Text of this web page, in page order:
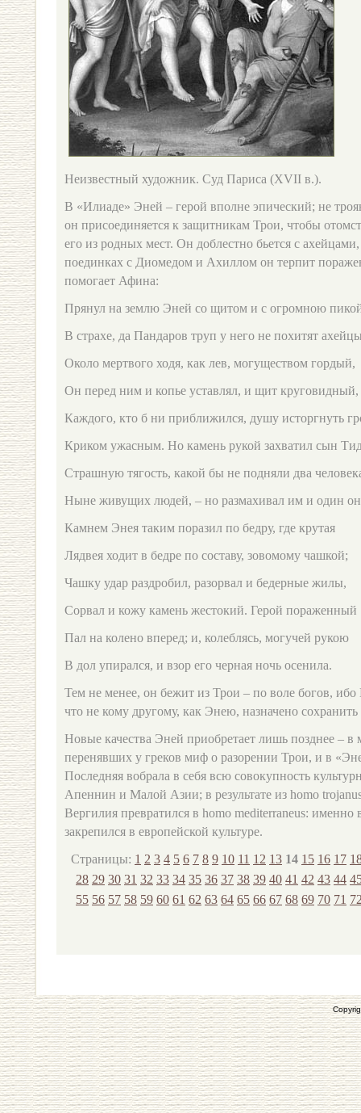
Неизвестный художник. Суд Париса (XVII в.).
В «Илиаде» Эней – герой вполне эпический; не
он присоединяется к защитникам Трои, чтобы
его из родных мест. Он доблестно бьется с
поединках с Диомедом и Ахиллом он терпит
помогает Афина:
Прянул на землю Эней со щитом и с огромною
В страхе, да Пандаров труп у него не похитят
Около мертвого ходя, как лев, могуществом гордый,
Он перед ним и копье уставлял, и щит круговидный,
Каждого, кто б ни приближился, душу исторгнуть
Криком ужасным. Но камень рукой захватил сын
Страшную тягость, какой бы не подняли два
Ныне живущих людей, – но размахивал им и один
Камнем Энея таким поразил по бедру, где крутая
Лядвея ходит в бедре по составу, зовомому чашкой;
Чашку удар раздробил, разорвал и бедерные жилы,
Сорвал и кожу камень жестокий. Герой пораженный
Пал на колено вперед; и, колеблясь, могучей рукою
В дол упирался, и взор его черная ночь осенила.
Тем не менее, он бежит из Трои – по воле богов,
что не кому другому, как Энею, назначено
Новые качества Эней приобретает лишь позднее – в
перенявших у греков миф о разорении Трои, и в
Последняя вобрала в себя всю совокупность
Апеннин и Малой Азии; в результате из homo
Вергилия превратился в homo mediterraneus: именно
закрепился в европейской культуре.
Страницы: 1 2 3 4 5 6 7 8 9 10 11 12 13 14 15 16 17
28 29 30 31 32 33 34 35 36 37 38 39 40 41 42 43 44
55 56 57 58 59 60 61 62 63 64 65 66 67 68 69 70 71